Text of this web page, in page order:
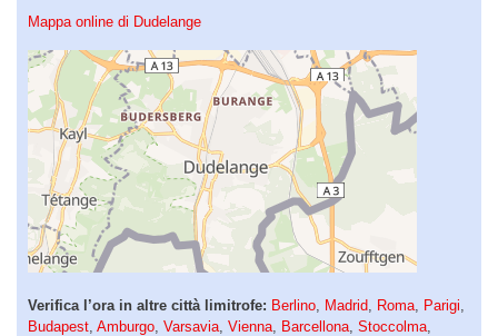
Mappa online di Dudelange
Verifica l’ora in altre città limitrofe: Berlino Madrid Roma Parigi
Budapest Amburgo Varsavia Vienna Barcellona Stoccolma